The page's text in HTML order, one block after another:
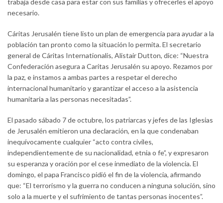
trabaja desde casa para estar con sus familias y ofrecerles el apoyo
necesario.
Cáritas Jerusalén tiene listo un plan de emergencia para ayudar a la
población tan pronto como la situación lo permita. El secretario
general de Cáritas Internationalis, Alistair Dutton, dice: “Nuestra
Confederación asegura a Caritas Jerusalén su apoyo. Rezamos por
la paz, e instamos a ambas partes a respetar el derecho
internacional humanitario y garantizar el acceso a la asistencia
humanitaria a las personas necesitadas”.
El pasado sábado 7 de octubre, los patriarcas y jefes de las Iglesias
de Jerusalén emitieron una declaración, en la que condenaban
inequívocamente cualquier “acto contra civiles,
independientemente de su nacionalidad, etnia o fe”, y expresaron
su esperanza y oración por el cese inmediato de la violencia. El
domingo, el papa Francisco pidió el fin de la violencia, afirmando
que: “El terrorismo y la guerra no conducen a ninguna solución, sino
solo a la muerte y el sufrimiento de tantas personas inocentes”.